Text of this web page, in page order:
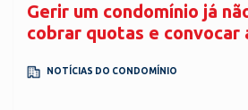
Gerir um condomínio já
cobrar quotas e convocar
NOTÍCIAS DO CONDOMÍNIO